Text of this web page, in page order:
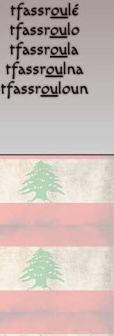
tfassroulé
tfassroulo
tfassroula
tfassroulna
tfassrouloun